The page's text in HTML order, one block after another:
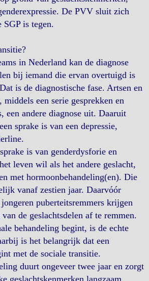
De PVV sluit zich
SGP is tegen.
in Nederland kan de diagnose
bij iemand die ervan overtuigd is
is de diagnostische fase. Artsen en
een serie gesprekken en
een andere diagnose uit. Daaruit
sprake is van een depressie,
is van genderdysforie en
leven wil als het andere geslacht,
met hormoonbehandeling(en). Die
vanaf zestien jaar. Daarvóór
puberteitsremmers krijgen
de geslachtsdelen af te remmen.
behandeling begint, is de echte
is het belangrijk dat een
met de sociale transitie.
duurt ongeveer twee jaar en zorgt
geslachtskenmerken langzaam